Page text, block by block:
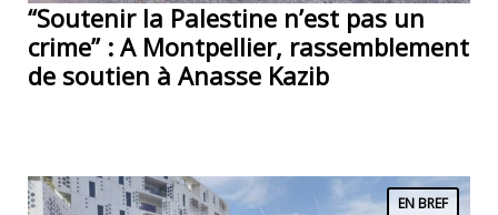
“Soutenir la Palestine n’est pas un
crime” : A Montpellier, rassemblement
de soutien à Anasse Kazib
EN BREF